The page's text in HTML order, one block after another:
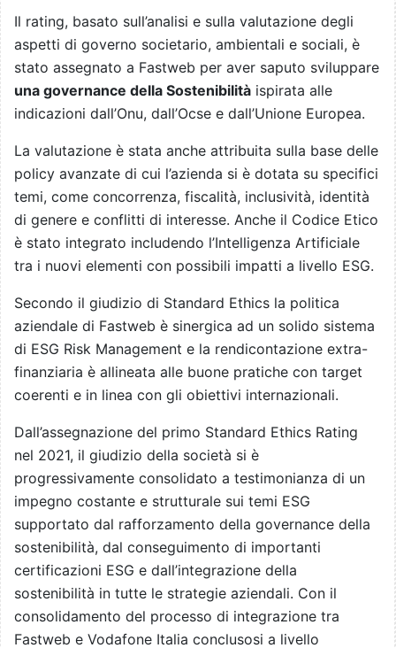
Il rating, basato sull’analisi e sulla valutazione degli
aspetti di governo societario, ambientali e sociali, è
stato assegnato a Fastweb per aver saputo sviluppare
una governance della Sostenibilità ispirata alle
indicazioni dall’Onu, dall’Ocse e dall’Unione Europea.
La valutazione è stata anche attribuita sulla base delle
policy avanzate di cui l’azienda si è dotata su specifici
temi, come concorrenza, fiscalità, inclusività, identità
di genere e conflitti di interesse. Anche il Codice Etico
è stato integrato includendo l’Intelligenza Artificiale
tra i nuovi elementi con possibili impatti a livello ESG.
Secondo il giudizio di Standard Ethics la politica
aziendale di Fastweb è sinergica ad un solido sistema
di ESG Risk Management e la rendicontazione extra-
finanziaria è allineata alle buone pratiche con target
coerenti e in linea con gli obiettivi internazionali.
Dall’assegnazione del primo Standard Ethics Rating
nel 2021, il giudizio della società si è
progressivamente consolidato a testimonianza di un
impegno costante e strutturale sui temi ESG
supportato dal rafforzamento della governance della
sostenibilità, dal conseguimento di importanti
certificazioni ESG e dall’integrazione della
sostenibilità in tutte le strategie aziendali. Con il
consolidamento del processo di integrazione tra
Fastweb e Vodafone Italia conclusosi a livello